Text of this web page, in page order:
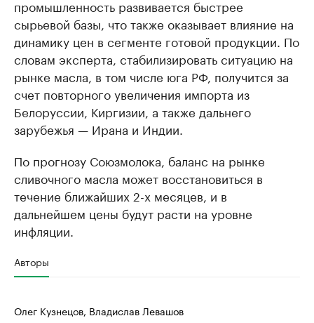
промышленность развивается быстрее
сырьевой базы, что также оказывает влияние на
динамику цен в сегменте готовой продукции. По
словам эксперта, стабилизировать ситуацию на
рынке масла, в том числе юга РФ, получится за
счет повторного увеличения импорта из
Белоруссии, Киргизии, а также дальнего
зарубежья — Ирана и Индии.
По прогнозу Союзмолока, баланс на рынке
сливочного масла может восстановиться в
течение ближайших 2-х месяцев, и в
дальнейшем цены будут расти на уровне
инфляции.
Авторы
Олег Кузнецов, Владислав Левашов